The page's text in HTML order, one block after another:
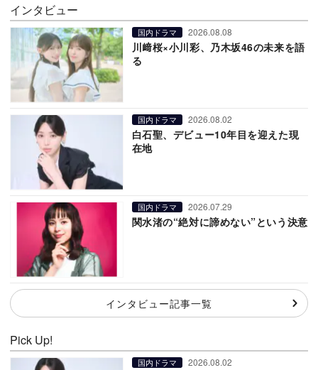
インタビュー
国内ドラマ 2026.08.08
川﨑桜×小川彩、乃木坂46の未来を語
る
国内ドラマ 2026.08.02
白石聖、デビュー10年目を迎えた現
在地
国内ドラマ 2026.07.29
関水渚の“絶対に諦めない”という決意
インタビュー記事一覧
Pick Up!
国内ドラマ 2026.08.02